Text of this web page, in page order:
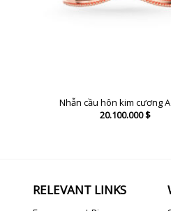
Nhẫn cầu hôn kim cương
20.100.000$
RELEVANT LINKS